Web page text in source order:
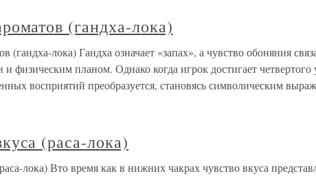
(гандха-лока)
(гандха-лока) Гандха означает «запах», а чувство обоняния
и физическим планом. Однако когда игрок достигает четвертого
восприятий преобразуется, становясь символическим
(раса-лока)
лока) Вто время как в нижних чакрах чувство вкуса